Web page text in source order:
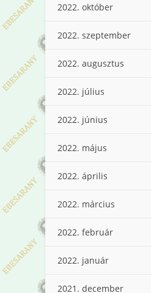
2022. október
2022. szeptember
2022. augusztus
2022. július
2022. június
2022. május
2022. április
2022. március
2022. február
2022. január
2021. december